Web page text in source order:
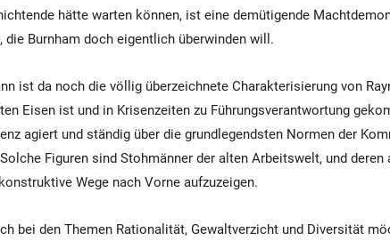
hätte warten können, ist eine demütigende
die Burnham doch eigentlich überwinden will.
ist da noch die völlig überzeichnete Charakterisierung von
Eisen ist und in Krisenzeiten zu Führungsverantwortung
agiert und ständig über die grundlegendsten Normen der
Figuren sind Stohmänner der alten Arbeitswelt, und
Wege nach Vorne aufzuzeigen.
bei den Themen Rationalität, Gewaltverzicht und Diversität